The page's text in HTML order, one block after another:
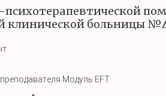
психотерапевтической
клинической больницы
Модуль EFT